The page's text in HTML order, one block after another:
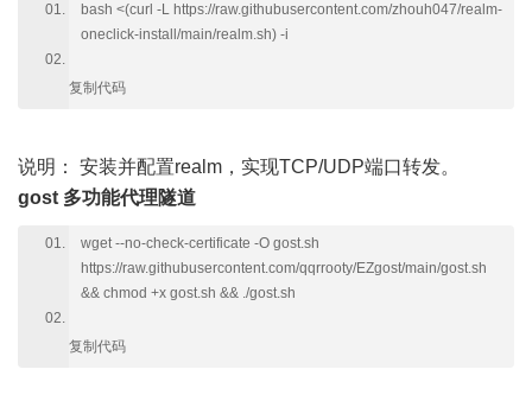
bash <(curl -L https://raw.githubusercontent.com/zhouh047/realm-
oneclick-install/main/realm.sh) -i
复制代码
说明：
安装并配置realm，实现TCP/UDP端口转发。
gost 多功能代理隧道
wget --no-check-certificate -O gost.sh
https://raw.githubusercontent.com/qqrrooty/EZgost/main/gost.sh
&& chmod +x gost.sh && ./gost.sh
复制代码